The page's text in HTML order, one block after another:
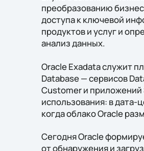
преобразованию
доступа к ключевой
продуктов и услуг и
анализ данных.
Oracle Exadata служит
Database — сервисов
Customer и приложений
использования: в дата-
когда облако Oracle
Сегодня Oracle
от обнаружения и